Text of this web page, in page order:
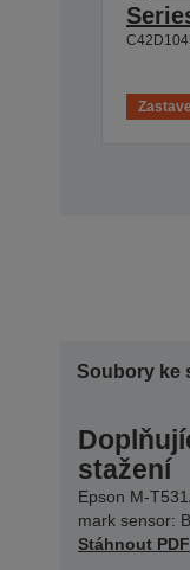
Soubory ke
stažení
Epson M-
mark sensor:
Stáhnout PDF